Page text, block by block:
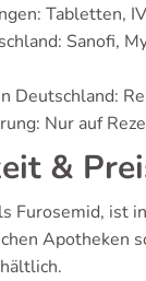
Tabletten,
Sanofi,
Deutschland:
Nur auf
&
Furosemid, ist
Apotheken